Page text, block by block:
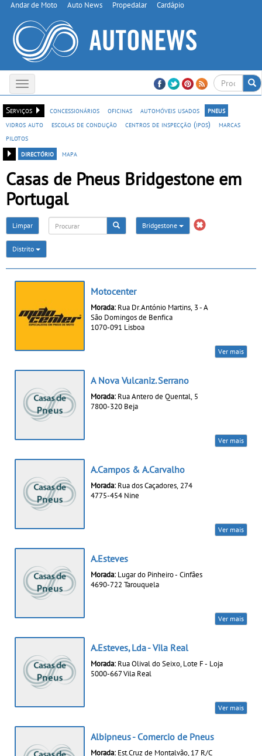
Andar de Moto Auto News Propedalar Cardápio
Toggle
navigation
Serviços
concessionários oficinas automóveis usados
pneus
vidros auto
escolas de condução centros de inspecção (ipos)
marcas
pilotos
directório
mapa
Casas de Pneus Bridgestone em
Portugal
Limpar Bridgestone
Distrito
Motocenter
Morada: Rua Dr.António Martins, 3 - A
São Domingos de Benfica
1070-091 Lisboa
Ver mais
A Nova Vulcaniz. Serrano
Morada: Rua Antero de Quental, 5
7800-320 Beja
Ver mais
A.Campos & A.Carvalho
Morada: Rua dos Caçadores, 274
4775-454 Nine
Ver mais
A.Esteves
Morada: Lugar do Pinheiro - Cinfães
4690-722 Tarouquela
Ver mais
A.Esteves, Lda - Vila Real
Morada: Rua Olival do Seixo, Lote F - Loja
5000-667 Vila Real
Ver mais
Albipneus - Comercio de Pneus
Morada: Est.Cruz de Montalvão, 17 R/C